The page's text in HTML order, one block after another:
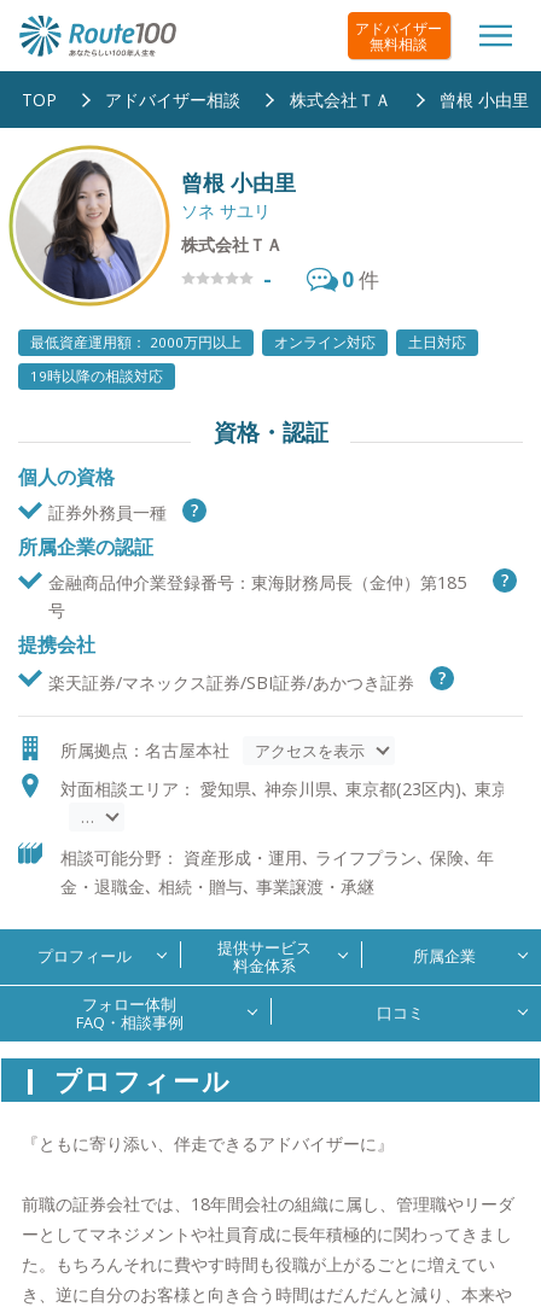
アドバイザー
無料相談
TOP アドバイザー相談 株式会社ＴＡ 曾根 小由里
曾根 小由里
ソネ サユリ
株式会社ＴＡ
- 0件
最低資産運用額： 2000万円以上 オンライン対応
土日対応
19時以降の相談対応
資格・認証
個人の資格
証券外務員一種
所属企業の認証
金融商品仲介業登録番号：東海財務局長（金仲）第185
号
提携会社
楽天証券/マネックス証券/SBI証券/あかつき証券
所属拠点：名古屋本社 アクセスを表示
対面相談エリア： 愛知県､ 神奈川県､ 東京都(23区内)､ 東京都
…
相談可能分野： 資産形成・運用､ ライフプラン､ 保険､ 年
金・退職金､ 相続・贈与､ 事業譲渡・承継
プロフィール
提供サービス
料金体系
所属企業
フォロー体制
FAQ・相談事例
口コミ
プロフィール
『ともに寄り添い、伴走できるアドバイザーに』
前職の証券会社では、18年間会社の組織に属し、管理職やリーダ
ーとしてマネジメントや社員育成に長年積極的に関わってきまし
た。もちろんそれに費やす時間も役職が上がるごとに増えてい
き、逆に自分のお客様と向き合う時間はだんだんと減り、本来や